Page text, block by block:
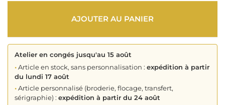
AJOUTER AU PANIER
Atelier en congés jusqu'au 15 août
•Article en stock, sans personnalisation : expédition à partir
du lundi 17 août
•Article personnalisé (broderie, flocage, transfert,
sérigraphie) : expédition à partir du 24 août